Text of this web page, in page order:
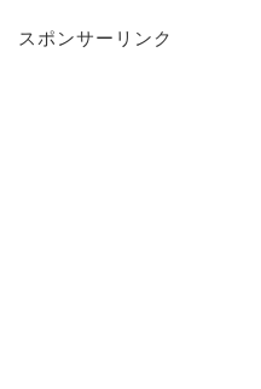
スポンサーリンク